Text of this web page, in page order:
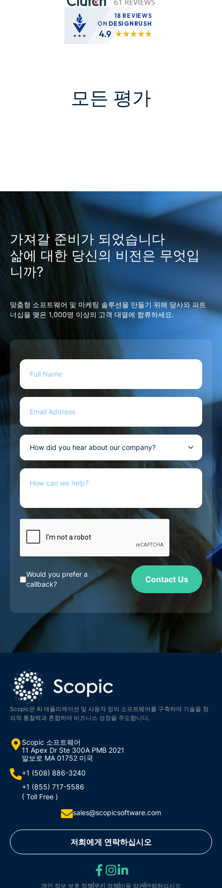
18 REVIEWS
ON DESIGNRUSH
4.9
모든 평가
가져갈 준비가 되었습니다
삶에 대한 당신의 비전은 무엇입
니까?
맞춤형 소프트웨어 및 마케팅 솔루션을 만들기 위해 당사와 파트
너십을 맺은 1,000명 이상의 고객 대열에 합류하세요.
Would you prefer a
callback?
Contact Us
Scopic은 AI 애플리케이션 및 사용자 정의 소프트웨어를 구축하여 기술을 창
의적 통찰력과 혼합하여 비즈니스 성장을 주도합니다.
Scopic 소프트웨어
11 Apex Dr Ste 300A PMB 2021
말보로 MA 01752 미국
+1 (508) 886-3240
+1 (855) 717-5586
( Toll Free )
sales@scopicsoftware.com
저희에게 연락하십시오
개인 정보 보호 정책 쿠키 정책 이용 약관연락하십시오